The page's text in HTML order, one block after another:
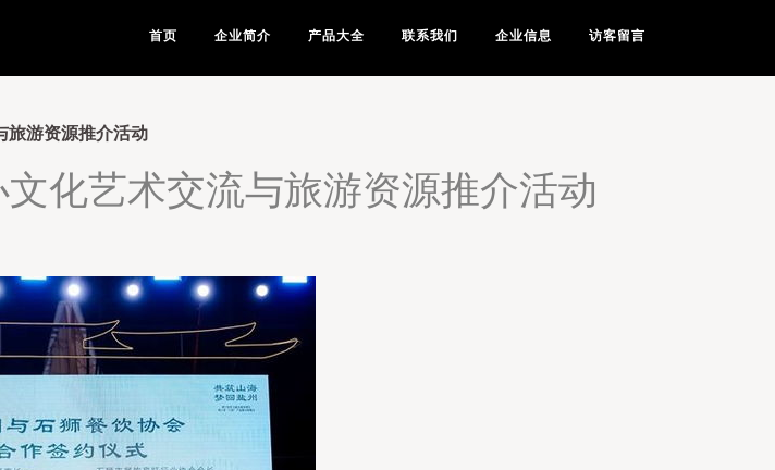
首页 企业简介 产品大全 联系我们 企业信息 访客留言
旅游资源推介活动
化艺术交流与旅游资源推介活动